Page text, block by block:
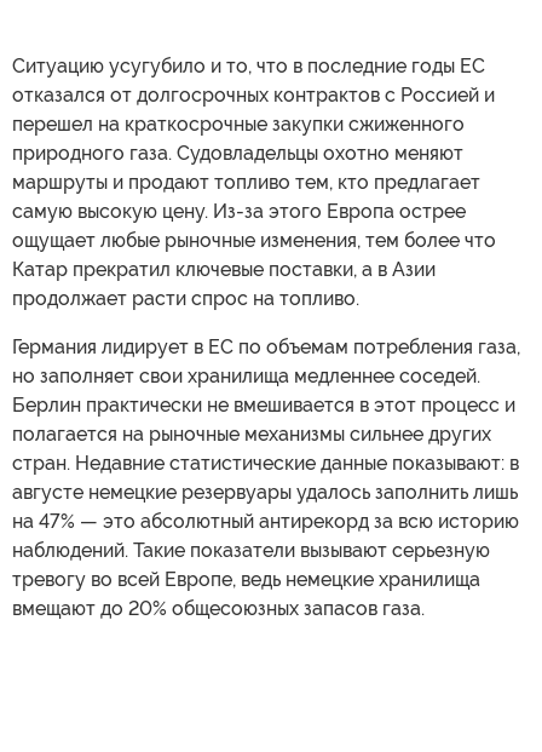
Ситуацию усугубило и то, что в последние годы ЕС
отказался от долгосрочных контрактов с Россией и
перешел на краткосрочные закупки сжиженного
природного газа. Судовладельцы охотно меняют
маршруты и продают топливо тем, кто предлагает
самую высокую цену. Из-за этого Европа острее
ощущает любые рыночные изменения, тем более что
Катар прекратил ключевые поставки, а в Азии
продолжает расти спрос на топливо.
Германия лидирует в ЕС по объемам потребления газа,
но заполняет свои хранилища медленнее соседей.
Берлин практически не вмешивается в этот процесс и
полагается на рыночные механизмы сильнее других
стран. Недавние статистические данные показывают: в
августе немецкие резервуары удалось заполнить лишь
на 47% — это абсолютный антирекорд за всю историю
наблюдений. Такие показатели вызывают серьезную
тревогу во всей Европе, ведь немецкие хранилища
вмещают до 20% общесоюзных запасов газа.